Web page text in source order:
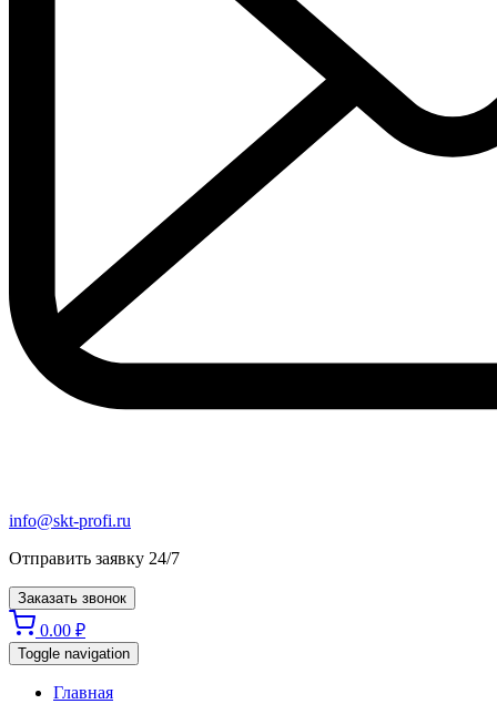
info@skt-profi.ru
Отправить заявку 24/7
Заказать звонок
0.00 ₽
Toggle navigation
Главная